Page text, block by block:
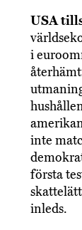
USA
i
inte
första
inleds.